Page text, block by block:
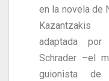
en la novela de
adaptada por
Schrader –el
guionista de